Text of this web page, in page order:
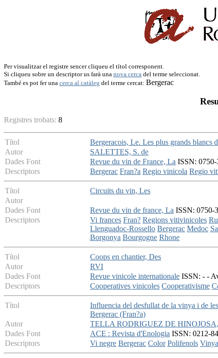
Per visualitzar el registre sencer cliqueu el títol corresponent.
Si cliqueu sobre un descriptor us farà una nova cerca del terme seleccionat.
També es pot fer una cerca al catàleg del terme cercat: Bergerac
Registres trobats: 8
Títol
Bergeracois, Le. Les plus grands blancs
Autor
SALETTES, S. de
Dades Font
Revue du vin de France, La ISSN:
Descriptors
Bergerac Fran?a Regio vinicola Regio
Títol
Circuits du vin, Les
Autor
Dades Font
Revue du vin de france, La ISSN: 0750-
Descriptors
Vi frances Fran? Regions vitivinicoles
Llenguadoc-Rossello Bergerac Medoc
Borgonya Bourgogne Rhone
Títol
Coops en chantier, Des
Autor
RVI
Dades Font
Revue vinicole internationale ISSN: - -
Descriptors
Cooperatives vinicoles Cooperativisme
Títol
Influencia del desfullat de la vinya i de
Bergerac (Fran?a)
Autor
TELLA RODRIGUEZ DE HINOJOSA,
Dades Font
ACE : Revista d'Enologia ISSN: 0212-
Descriptors
Vi negre Bergerac Color Polifenols Vinya